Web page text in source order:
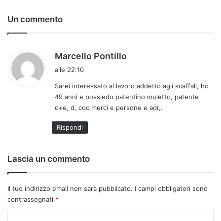
Un commento
Marcello Pontillo
e
t
t
alle 22:10
Sarei interessato al lavoro addetto agli scaffali, ho
49 anni e possiedo patentino muletto, patente
c+e, d, cqc merci e persone e adr,.
Rispondi
Lascia un commento
Il tuo indirizzo email non sarà pubblicato. I campi obbligatori sono
contrassegnati *